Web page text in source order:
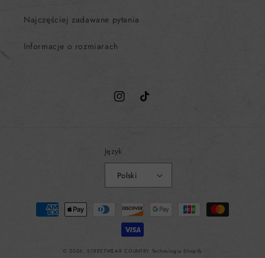
Najczęściej zadawane pytania
Informacje o rozmiarach
InstagramTikTok
Język
Polski
Metody
płatności
© 2026, STREETWEAR COUNTRY Technologia Shopify